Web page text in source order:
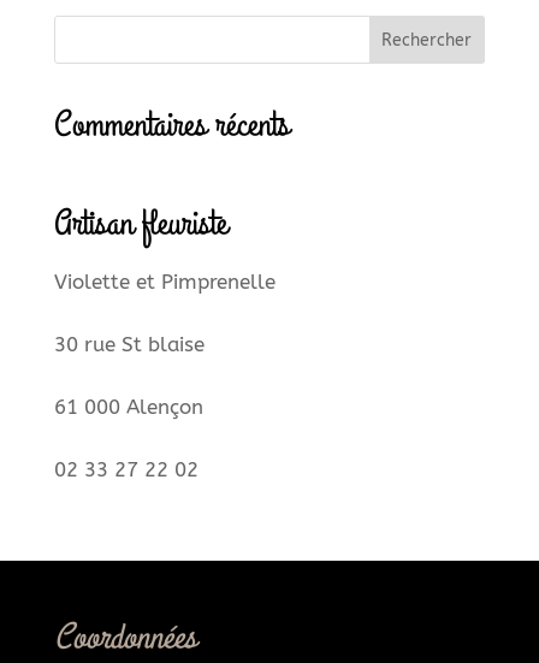
Commentaires récents
Artisan fleuriste
Violette et Pimprenelle
30 rue St blaise
61 000 Alençon
02 33 27 22 02
Coordonnées